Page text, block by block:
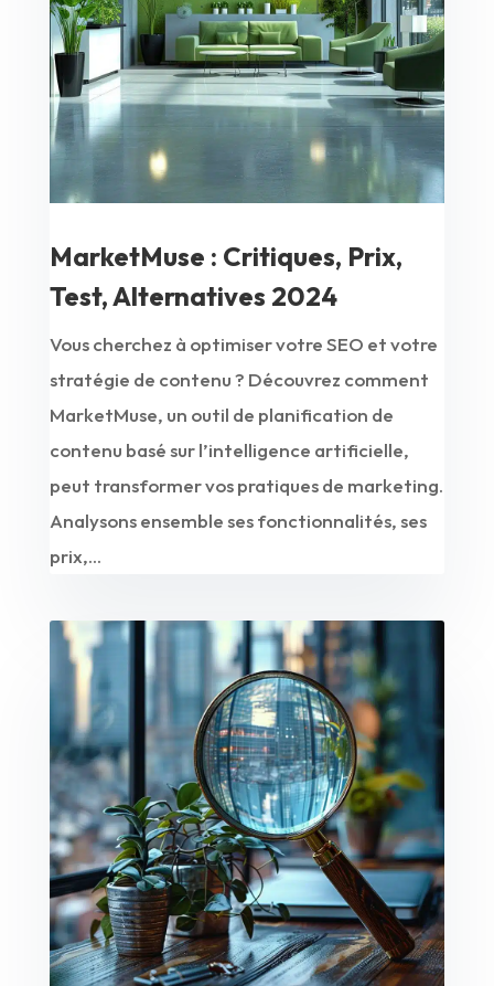
MarketMuse : Critiques, Prix,
Test, Alternatives 2024
Vous cherchez à optimiser votre SEO et votre
stratégie de contenu ? Découvrez comment
MarketMuse, un outil de planification de
contenu basé sur l’intelligence artificielle,
peut transformer vos pratiques de marketing.
Analysons ensemble ses fonctionnalités, ses
prix,...